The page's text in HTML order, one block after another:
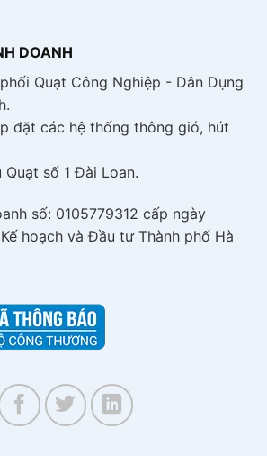
DOANH
Quạt Công Nghiệp - Dân Dụng
đặt các hệ thống thông gió, hút
số 1 Đài Loan.
số: 0105779312 cấp ngày
hoạch và Đầu tư Thành phố Hà